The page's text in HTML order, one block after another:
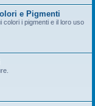
e Pigmenti
i pigmenti e il loro uso